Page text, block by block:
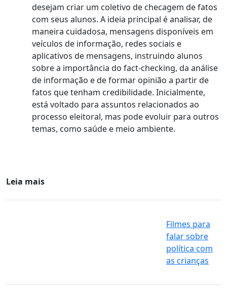
desejam criar um coletivo de checagem de fatos
com seus alunos. A ideia principal é analisar, de
maneira cuidadosa, mensagens disponíveis em
veículos de informação, redes sociais e
aplicativos de mensagens, instruindo alunos
sobre a importância do fact-checking, da análise
de informação e de formar opinião a partir de
fatos que tenham credibilidade. Inicialmente,
está voltado para assuntos relacionados ao
processo eleitoral, mas pode evoluir para outros
temas, como saúde e meio ambiente.
Leia mais
Filmes para
falar sobre
política com
as crianças